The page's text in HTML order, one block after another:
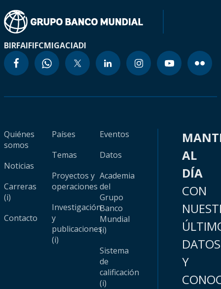
BIRFAIFIFCMIGACIADI
Quiénes
somos
Noticias
Carreras
(i)
Contacto
Países
Temas
Proyectos y
operaciones
Investigación
y
publicaciones
(i)
Eventos
Datos
Academia
del
Grupo
Banco
Mundial
(i)
Sistema
de
calificación
(i)
AL
DÍA
CON
DATOS
Y